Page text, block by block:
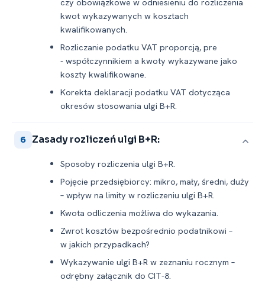
kwot wykazywanych w kosztach
kwalifikowanych.
Rozliczanie podatku VAT proporcją, pre
-⁠ współczynnikiem a kwoty wykazywane jako
koszty kwalifikowane.
Korekta deklaracji podatku VAT dotycząca
okresów stosowania ulgi B+R.
6 Zasady rozliczeń ulgi B+R:
Sposoby rozliczenia ulgi B+R.
Pojęcie przedsiębiorcy: mikro, mały, średni, duży
– wpływ na limity w rozliczeniu ulgi B+R.
Kwota odliczenia możliwa do wykazania.
Zwrot kosztów bezpośrednio podatnikowi –
w jakich przypadkach?
Wykazywanie ulgi B+R w zeznaniu rocznym –
odrębny załącznik do CIT-8.